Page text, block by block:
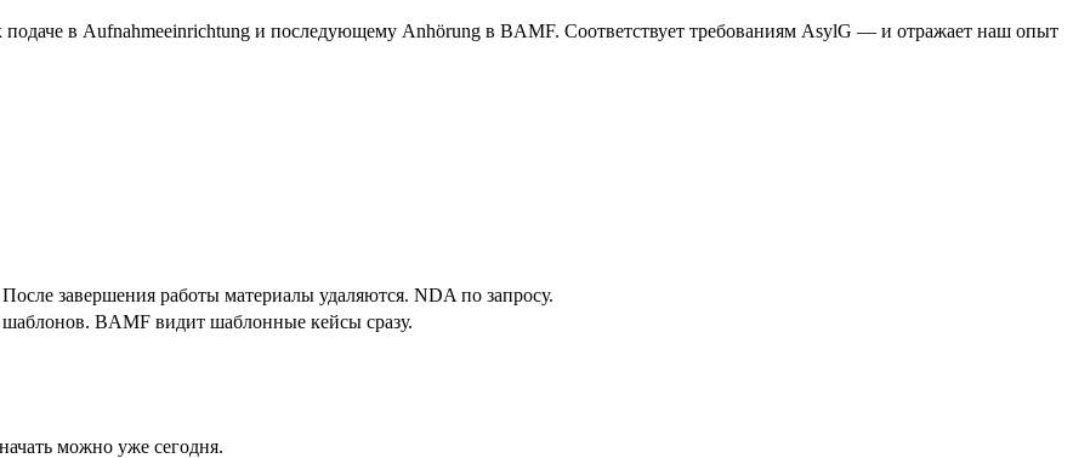
в Aufnahmeeinrichtung и последующему Anhörung в BAMF. Соответствует требованиям AsylG — и отражает наш опыт
завершения работы материалы удаляются. NDA по запросу.
BAMF видит шаблонные кейсы сразу.
можно уже сегодня.